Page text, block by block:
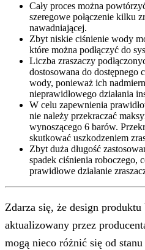
Cały proces można
szeregowe połączenie kilku
nawadniającej.
Zbyt niskie ciśnienie wody
które można podłączyć do
Liczba zraszaczy
dostosowana do dostępnego
wody, ponieważ ich
nieprawidłowego działania
W celu zapewnienia
nie należy przekraczać
wynoszącego 6 barów.
skutkować uszkodzeniem
Zbyt duża długość
spadek ciśnienia roboczego,
prawidłowe działanie
Zdarza się, że design
aktualizowany przez
mogą nieco różnić się od